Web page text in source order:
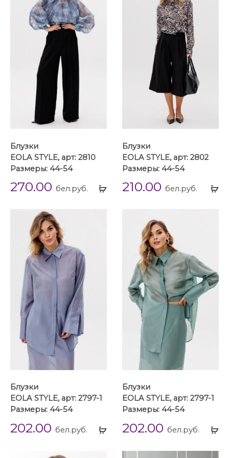
Выбрать
Блузки
EOLA STYLE, арт: 2810
Размеры: 44-54
270.00 бел.руб.
Блузки
EOLA STYLE, арт: 2802
Размеры: 44-54
210.00 бел.руб.
Выбрать
Блузки
EOLA STYLE, арт: 2797-1
Размеры: 44-54
202.00 бел.руб.
Блузки
EOLA STYLE, арт: 2797-1
Размеры: 44-54
202.00 бел.руб.